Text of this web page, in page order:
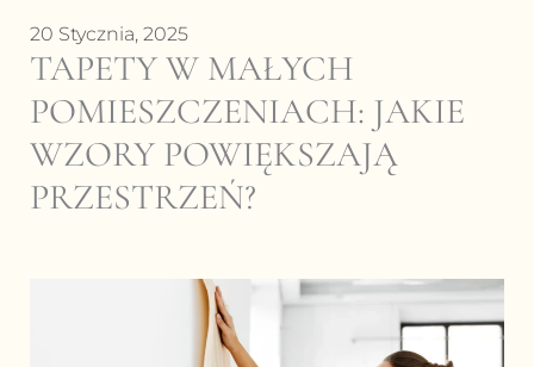
20 Stycznia, 2025
TAPETY W MAŁYCH
POMIESZCZENIACH: JAKIE
WZORY POWIĘKSZAJĄ
PRZESTRZEŃ?